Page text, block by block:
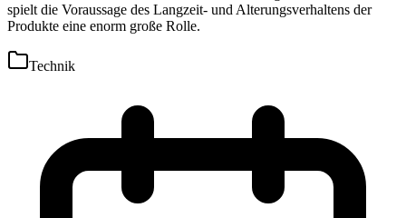
spielt die Voraussage des Langzeit- und Alterungsverhaltens der
Produkte eine enorm große Rolle.
Technik